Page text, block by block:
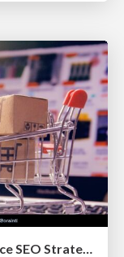
Building a Modern Day E-commerce SEO Strategy